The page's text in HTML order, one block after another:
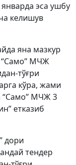
эса ушбу
келишув
яна мазкур
“Само” МЧЖ
тўғри
кўра, жами
“Само” МЧЖ 3
етказиб
дори
тендер